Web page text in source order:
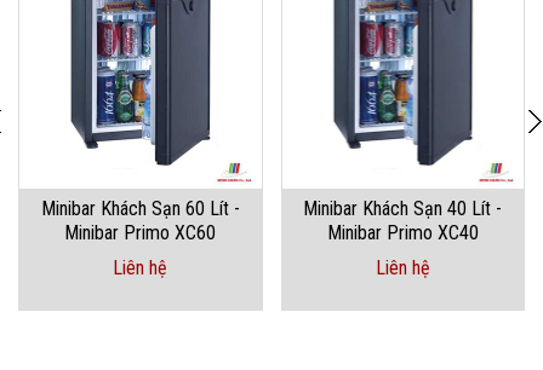
Minibar Khách Sạn 60 Lít -
Minibar Primo XC60
Liên hệ
Minibar Khách Sạn 40 Lít -
Minibar Primo XC40
Liên hệ